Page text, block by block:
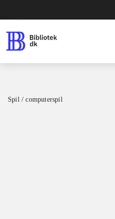
Spil / computerspil